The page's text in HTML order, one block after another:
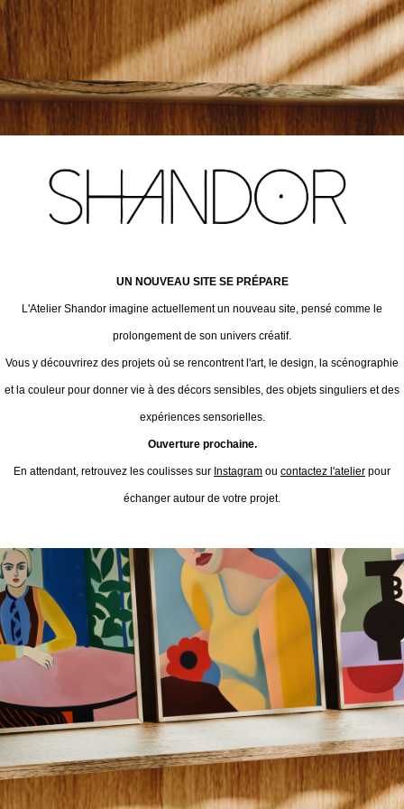
UN NOUVEAU SITE SE PRÉPARE
L'Atelier Shandor imagine actuellement un nouveau site, pensé comme le
prolongement de son univers créatif.
Vous y découvrirez des projets où se rencontrent l'art, le design, la scénographie
et la couleur pour donner vie à des décors sensibles, des objets singuliers et des
expériences sensorielles.
Ouverture prochaine.
En attendant, retrouvez les coulisses sur Instagram ou contactez l'atelier pour
échanger autour de votre projet.